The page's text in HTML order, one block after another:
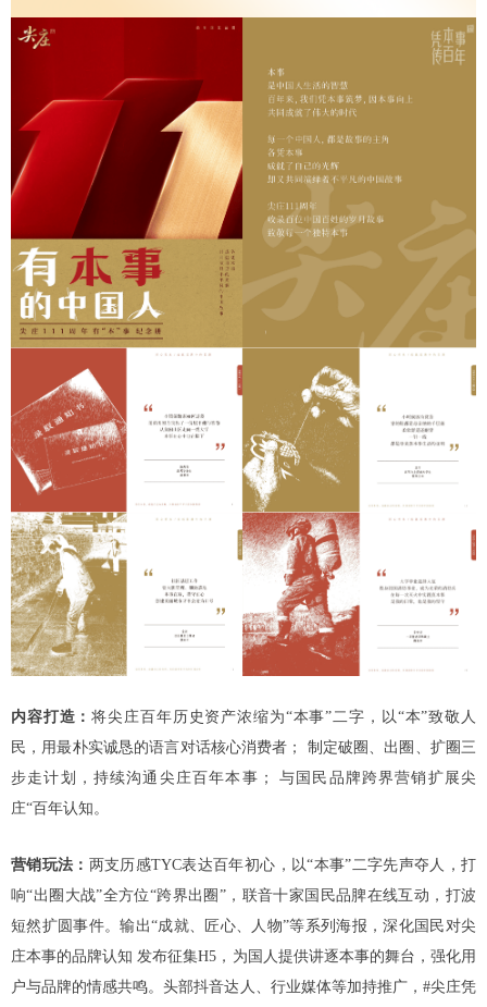
内容打造：将尖庄百年历史资产浓缩为“本事”二字，以“本”致敬人
民，用最朴实诚恳的语言对话核心消费者； 制定破圈、出圈、扩圈三
步走计划，持续沟通尖庄百年本事； 与国民品牌跨界营销扩展尖
庄“百年认知。
营销玩法： 两支历感TYC表达百年初心，以“本事”二字先声夺人，打
响“出圈大战”全方位“跨界出圈”，联音十家国民品脾在线互动，打波
短然扩圆事件。输出“成就、匠心、人物”等系列海报，深化国民对尖
庄本事的品牌认知 发布征集H5，为国人提供讲逐本事的舞台，强化用
户与品牌的情感共鸣。头部抖音达人、行业媒体等加持推广，#尖庄凭